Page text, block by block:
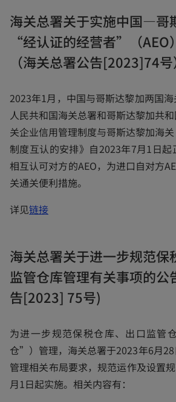
n
s
i
a
n
e
w
t
a
海关总署关于实施中国—哥
“经认证的经营者”（AEO
（海关总署公告[2023]74号
2023年1月，中国与哥斯达黎加两国
人民共和国海关总署和哥斯达黎加共
关企业信用管理制度与哥斯达黎加海
制度互认的安排》自2023年7月1日
相互认可对方的AEO，为进口自对方
关通关便利措施。
详见链接o
n
s
i
a
n
e
w
海关总署关于进一步规范保
监管仓库管理有关事项的公
告[2023] 75号)
为进一步规范保税仓库、出口监管
仓”）管理，海关总署于2023年6月
管理相关布局要求，规范运作及设置
月1日起实施。相关内容有：